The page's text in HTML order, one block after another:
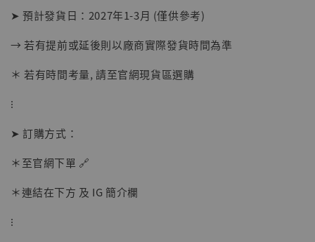
【店內現貨】海賊王 系列蒐藏雕像 布魯克達
摩 [7STARS Studio]
NT$ 1,500
➤ 預計發貨日：2027年1-3月 (僅供參考)
→ 若有提前或延後則以廠商實際發貨時間為準
＊ 若有時間考量, 請至官網現貨區選購
⁝
➤ 訂購方式：
＊至官網下單 🔗
＊連結在下方 及 IG 簡介欄
⁝